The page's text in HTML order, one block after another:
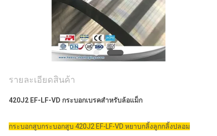
รายละเอียดสินค้า
420J2 EF-LF-VD กระบอกเบรคสำหรับล้อแม็ก
กระบอกสูบกระบอกสูบ 420J2 EF-LF-VD หยาบกลิ้งลูกกลิ้งปลอม